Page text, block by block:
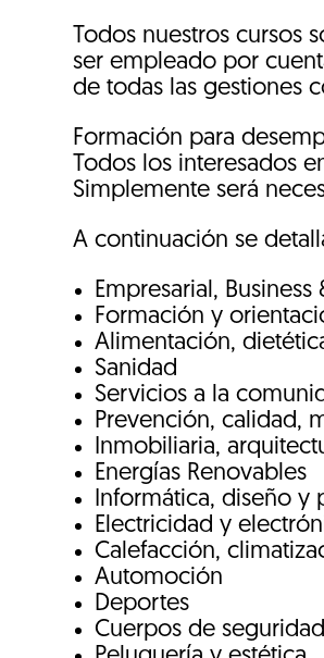
Todos nuestros cursos
ser empleado por
de todas las gestiones
Formación para
Todos los interesados
Simplemente será
A continuación se
Empresarial,
Formación y
Alimentación,
Sanidad
Servicios a la
Prevención, calidad,
Inmobiliaria,
Energías Renovables
Informática, diseño y
Electricidad y
Calefacción,
Automoción
Deportes
Cuerpos de seguridad